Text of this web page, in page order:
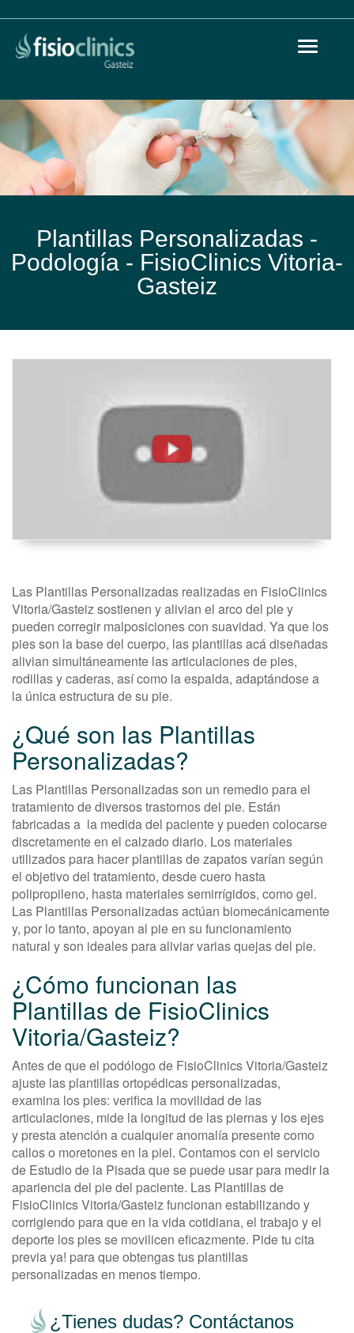
Pasar
contenido
principal
Toggle
Plantillas Personalizadas -
Podología - FisioClinics Vitoria-
Gasteiz
Personalizadas.
Podología -
Las Plantillas Personalizadas realizadas en FisioClinics
Vitoria/Gasteiz sostienen y alivian el arco del pie y
pueden corregir malposiciones con suavidad. Ya que los
pies son la base del cuerpo, las plantillas acá diseñadas
alivian simultáneamente las articulaciones de pies,
rodillas y caderas, así como la espalda, adaptándose a
la única estructura de su pie.
¿Qué son las Plantillas
Personalizadas?
Las Plantillas Personalizadas son un remedio para el
tratamiento de diversos trastornos del pie. Están
fabricadas a la medida del paciente y pueden colocarse
discretamente en el calzado diario. Los materiales
utilizados para hacer plantillas de zapatos varían según
el objetivo del tratamiento, desde cuero hasta
polipropileno, hasta materiales semirrígidos, como gel.
Las Plantillas Personalizadas actúan biomecánicamente
y, por lo tanto, apoyan al pie en su funcionamiento
natural y son ideales para aliviar varias quejas del pie.
¿Cómo funcionan las
Plantillas de FisioClinics
Vitoria/Gasteiz?
Antes de que el podólogo de FisioClinics Vitoria/Gasteiz
ajuste las plantillas ortopédicas personalizadas,
examina los pies: verifica la movilidad de las
articulaciones, mide la longitud de las piernas y los ejes
y presta atención a cualquier anomalía presente como
callos o moretones en la piel. Contamos con el servicio
de Estudio de la Pisada que se puede usar para medir la
apariencia del pie del paciente. Las Plantillas de
FisioClinics Vitoria/Gasteiz funcionan estabilizando y
corrigiendo para que en la vida cotidiana, el trabajo y el
deporte los pies se movilicen eficazmente. Pide tu cita
previa ya! para que obtengas tus plantillas
personalizadas en menos tiempo.
empty ¿Tienes dudas? Contáctanos